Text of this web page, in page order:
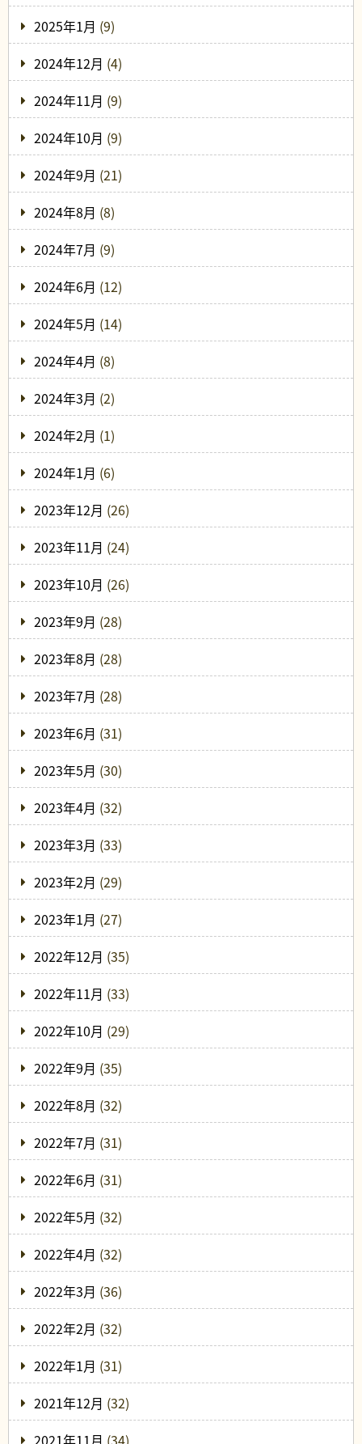
2025年1月 (9)
2024年12月 (4)
2024年11月 (9)
2024年10月 (9)
2024年9月 (21)
2024年8月 (8)
2024年7月 (9)
2024年6月 (12)
2024年5月 (14)
2024年4月 (8)
2024年3月 (2)
2024年2月 (1)
2024年1月 (6)
2023年12月 (26)
2023年11月 (24)
2023年10月 (26)
2023年9月 (28)
2023年8月 (28)
2023年7月 (28)
2023年6月 (31)
2023年5月 (30)
2023年4月 (32)
2023年3月 (33)
2023年2月 (29)
2023年1月 (27)
2022年12月 (35)
2022年11月 (33)
2022年10月 (29)
2022年9月 (35)
2022年8月 (32)
2022年7月 (31)
2022年6月 (31)
2022年5月 (32)
2022年4月 (32)
2022年3月 (36)
2022年2月 (32)
2022年1月 (31)
2021年12月 (32)